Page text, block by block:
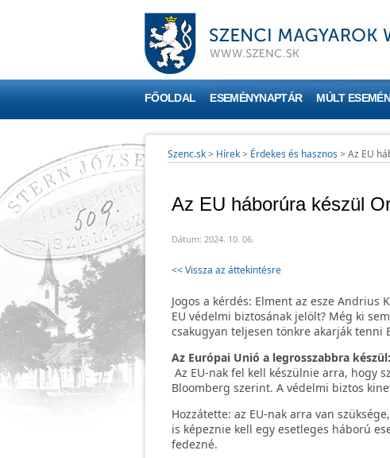
FŐOLDAL ESEMÉNYNAPTÁR MÚLT
Szenc.sk> Hírek> Érdekes és hasznos > Az EU
Az EU háborúra készül
Dátum: 2024. 10. 06.
<< Vissza az áttekintésre
Jogos a kérdés: Elment az esze
EU védelmi biztosának jelölt? Még ki
csakugyan teljesen tönkre akarják tenni
Az Európai Unió a legrosszabbra
Az EU-nak fel kell készülnie arra, hogy
Bloomberg szerint. A védelmi biztos
Hozzátette: az EU-nak arra van
is képeznie kell egy esetleges háború
fedezné.